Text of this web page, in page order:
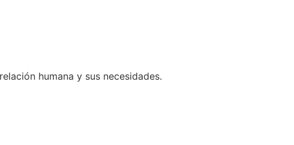
humana y sus necesidades.